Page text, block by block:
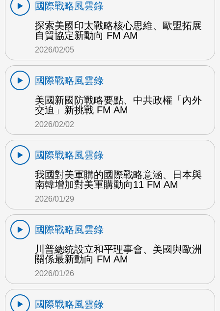
國際戰略風雲錄
探索美國印太戰略核心思維、歐盟拓展
自貿協定新動向 FM AM
2026/02/05
國際戰略風雲錄
美國新國防戰略要點、中共政權「內外
交迫」新挑戰 FM AM
2026/02/02
國際戰略風雲錄
我國對美軍購的國際戰略意涵、日本與
南韓增加對美軍購動向11 FM AM
2026/01/29
國際戰略風雲錄
川普總統設立和平理事會、美國與歐洲
關係最新動向 FM AM
2026/01/26
國際戰略風雲錄